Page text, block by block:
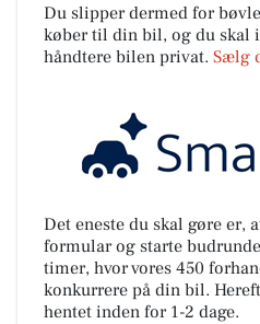
Du slipper dermed for
køber til din bil, og du skal
håndtere bilen privat. Sælg
Det eneste du skal gøre er,
formular og starte
timer, hvor vores 450
konkurrere på din bil.
hentet inden for 1-2 dage.